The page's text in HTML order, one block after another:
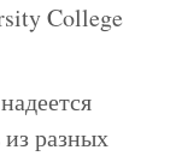
College
надеется
разных